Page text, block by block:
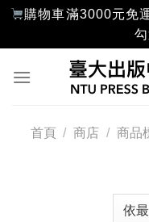
購物車滿3000元免
首頁 / 商店 / 商品